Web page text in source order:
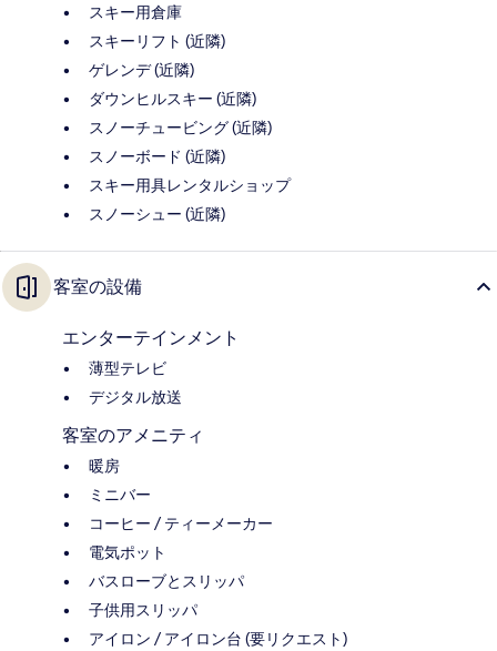
スキー用倉庫
スキーリフト (近隣)
ゲレンデ (近隣)
ダウンヒルスキー (近隣)
スノーチュービング (近隣)
スノーボード (近隣)
スキー用具レンタルショップ
スノーシュー (近隣)
客室の設備
エンターテインメント
薄型テレビ
デジタル放送
客室のアメニティ
暖房
ミニバー
コーヒー / ティーメーカー
電気ポット
バスローブとスリッパ
子供用スリッパ
アイロン / アイロン台 (要リクエスト)